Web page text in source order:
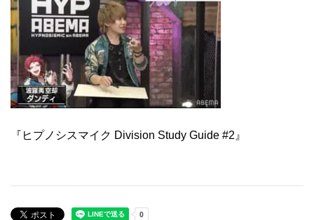
『ヒプノシスマイク Division Study Guide #2』